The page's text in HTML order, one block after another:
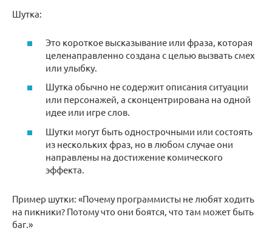
Шутка:
Это короткое высказывание или фраза, которая
целенаправленно создана с целью вызвать смех
или улыбку.
Шутка обычно не содержит описания ситуации
или персонажей, а сконцентрирована на одной
идее или игре слов.
Шутки могут быть однострочными или состоять
из нескольких фраз, но в любом случае они
направлены на достижение комического
эффекта.
Пример шутки: «Почему программисты не любят ходить
на пикники? Потому что они боятся, что там может быть
баг.»